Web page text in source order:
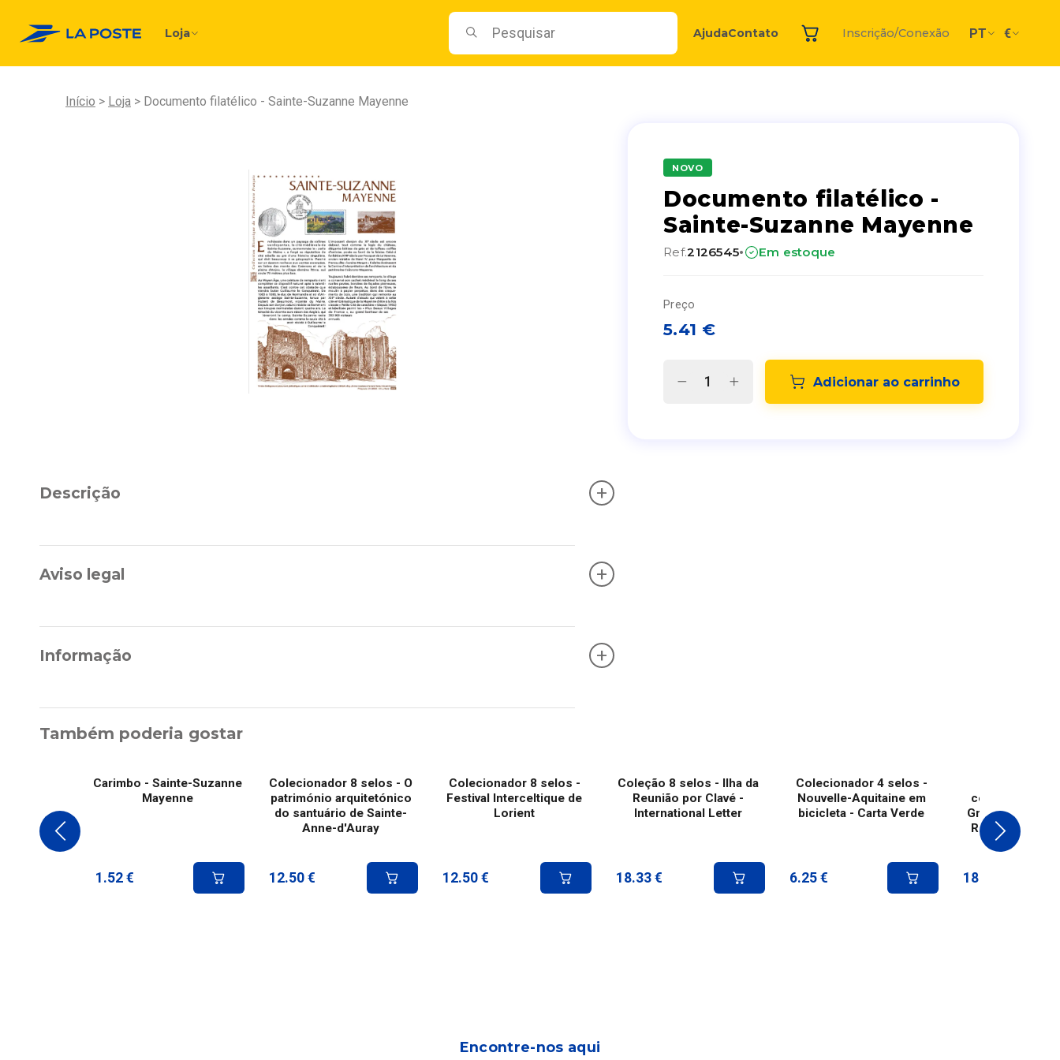
Loja AjudaContato Inscrição/Conexão PT €
Início Loja Documento filatélico - Sainte-Suzanne Mayenne
NOVO
Documento filatélico -
Sainte-Suzanne Mayenne
Ref.2126545· Em estoque
Preço
5.41 €
Adicionar ao carrinho
Descrição +
Aviso legal +
Informação +
Também poderia gostar
Carimbo - Sainte-Suzanne
Mayenne
1.52 €
Colecionador 8 selos - O
património arquitetónico
do santuário de Sainte-
Anne-d'Auray
12.50 €
Colecionador 8 selos -
Festival Interceltique de
Lorient
12.50 €
Coleção 8 selos - Ilha da
Reunião por Clavé -
International Letter
18.33 €
Colecionador 4 selos -
Nouvelle-Aquitaine em
bicicleta - Carta Verde
6.25 €
Grande Assalto
Reunião -
Letter
18.33
Encontre-nos aqui